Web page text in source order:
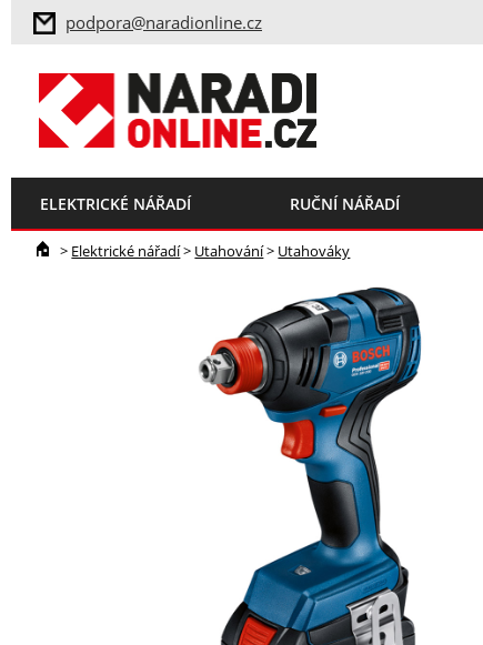
podpora@naradionline.cz
ELEKTRICKÉ NÁŘADÍ RUČNÍ NÁŘADÍ
> Elektrické nářadí> Utahování> Utahováky